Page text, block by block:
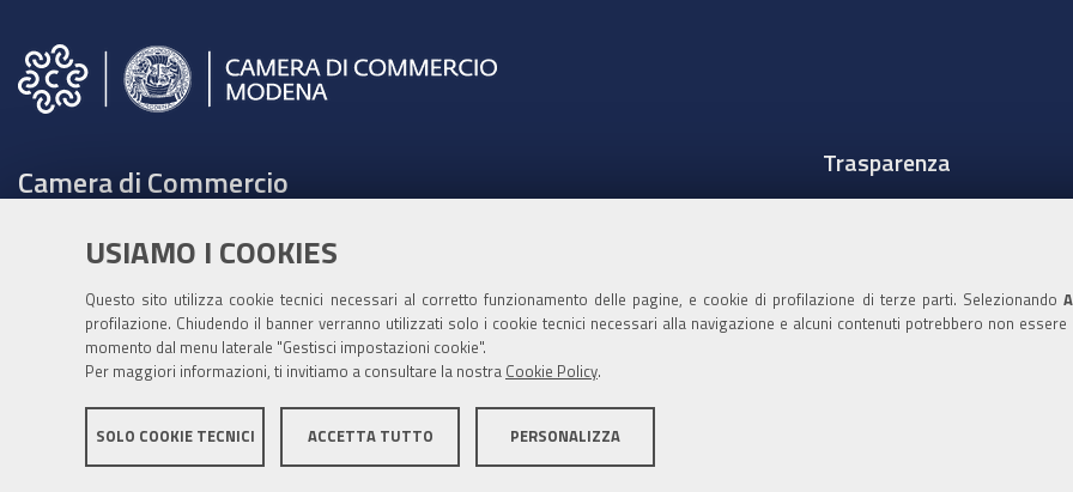
USIAMO I COOKIES
Questo sito utilizza cookie tecnici necessari al corretto funzionamento delle pagine, e cookie di profilazione di terze parti. Selezionando
profilazione. Chiudendo il banner verranno utilizzati solo i cookie tecnici necessari alla navigazione e alcuni contenuti potrebbero non
momento dal menu laterale "Gestisci impostazioni cookie".
Per maggiori informazioni, ti invitiamo a consultare la nostra Cookie Policy
SOLO COOKIE TECNICI ACCETTA TUTTO PERSONALIZZA
08-
08T18:00:00+02:00
08T19:00:00+02:00
dicembre,
Camera di Commercio
Tel. 059208111 -URP
Contabilità speciale Banca d'Italia:
IT75Q 01000 04306 TU00 0001 3855
Fatt. elettronica - Cod. univoco: XECKYI
cameradicommercio@mo.legalmail.camcom.it
Trasparenza
Pubblicità Legale